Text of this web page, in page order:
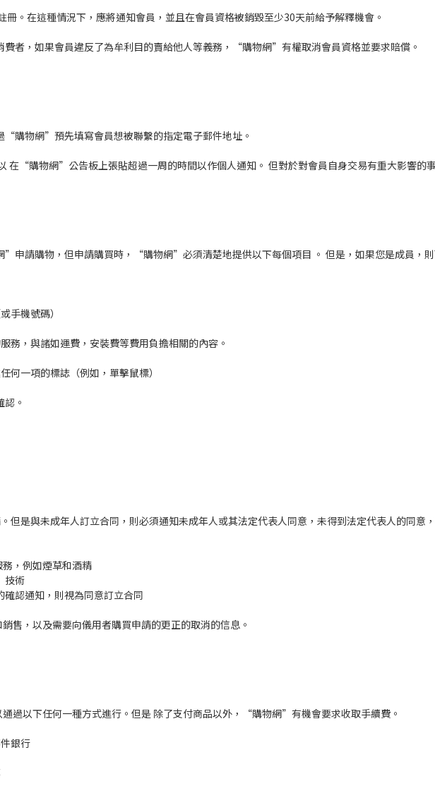
。在這種情況下，應將通知會員，並且在會員資格被銷毀至少30天前給予解釋機會。
者，如果會員違反了為牟利目的賣給他人等義務，“購物網”有權取消會員資格並要求賠償。
物網”預先填寫會員想被聯繫的指定電子郵件地址。
“購物網”公告板上張貼超過一周的時間以作個人通知。 但對於對會員自身交易有重大影響的
申請購物，但申請購買時，“購物網”必須清楚地提供以下每個項目 。 但是，如果您是成員，則
手機號碼）
務，與諸如運費，安裝費等費用負擔相關的內容。
何一項的標誌（例如，單擊鼠標）
。
是與未成年人訂立合同，則必須通知未成年人或其法定代表人同意，未得到法定代表人的同意
，例如煙草和酒精
技術
認通知，則視為同意訂立合同
，以及需要向儀用者購買申請的更正的取消的信息。
過以下任何一種方式進行。但是 除了支付商品以外，“購物網”有機會要求收取手續費。
銀行